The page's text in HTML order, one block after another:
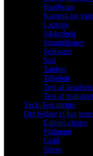
Hardware
Kamera og
Laptops
Sikkerhed
Smartphones
Software
Spil
Tablets
Tilbehør
Test af
Test af
Tech-Test mener
Det bedste vi har
Editors choice
Platinum
Gold
Silver